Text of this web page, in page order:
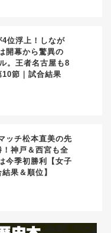
位浮上！しなが
開幕から驚異の
。王者名古屋も8
節｜試合結果
ッチ松本直美の先
神戸＆西宮も全
今季初勝利【女子
果＆順位】